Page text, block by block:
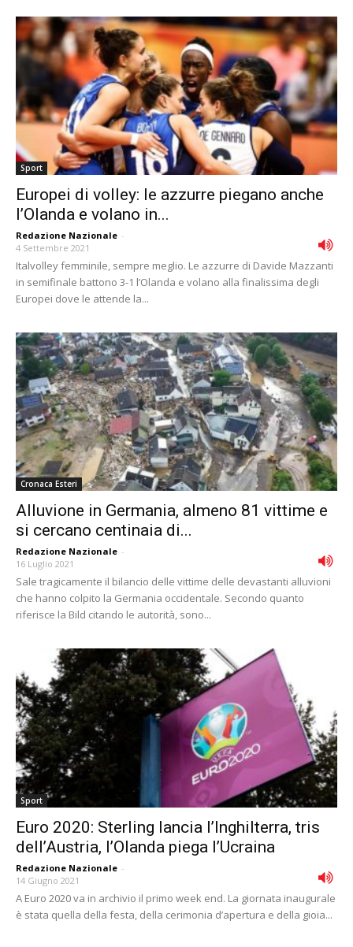
Sport
Europei di volley: le azzurre piegano anche
l’Olanda e volano in...
Redazione Nazionale -
4 Settembre 2021
Italvolley femminile, sempre meglio. Le azzurre di Davide Mazzanti
in semifinale battono 3-1 l’Olanda e volano alla finalissima degli
Europei dove le attende la...
Cronaca Esteri
Alluvione in Germania, almeno 81 vittime e
si cercano centinaia di...
Redazione Nazionale -
16 Luglio 2021
Sale tragicamente il bilancio delle vittime delle devastanti alluvioni
che hanno colpito la Germania occidentale. Secondo quanto
riferisce la Bild citando le autorità, sono...
Sport
Euro 2020: Sterling lancia l’Inghilterra, tris
dell’Austria, l’Olanda piega l’Ucraina
Redazione Nazionale -
14 Giugno 2021
A Euro 2020 va in archivio il primo week end. La giornata inaugurale
è stata quella della festa, della cerimonia d’apertura e della gioia...